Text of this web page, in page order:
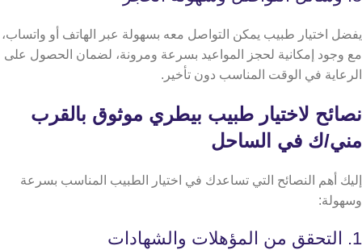
يفضل اختيار طبيب يمكن التواصل معه بسهولة عبر الهاتف أو واتساب،
مع وجود إمكانية لحجز المواعيد بسرعة ومرونة، لضمان الحصول على
الرعاية في الوقت المناسب دون تأخير.
نصائح لاختيار طبيب بيطري موثوق بالقرب
مني/ك في الساحل
إليك أهم النصائح التي تساعدك في اختيار الطبيب المناسب بسرعة
وسهولة:
1. التحقق من المؤهلات والشهادات